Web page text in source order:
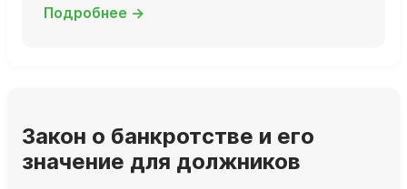
Подробнее →
Закон о банкротстве и его
значение для должников